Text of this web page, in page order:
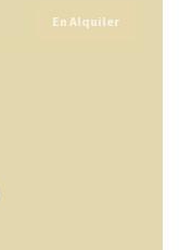
En Alquiler